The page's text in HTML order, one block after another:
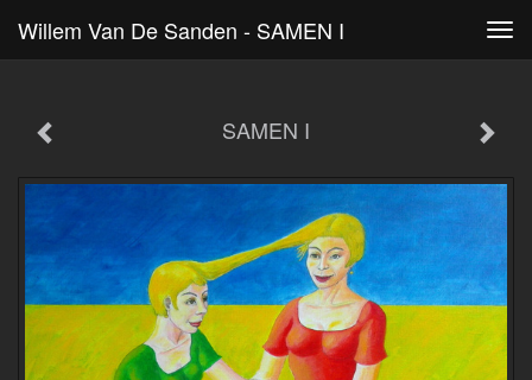
Willem Van De Sanden - SAMEN I
SAMEN I